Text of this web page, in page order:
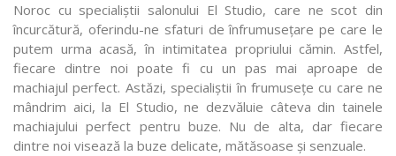
Noroc cu specialiștii salonului El Studio, care ne scot din
încurcătură, oferindu-ne sfaturi de înfrumusețare pe care le
putem urma acasă, în intimitatea propriului cămin. Astfel,
fiecare dintre noi poate fi cu un pas mai aproape de
machiajul perfect. Astăzi, specialiștii în frumusețe cu care ne
mândrim aici, la El Studio, ne dezvăluie câteva din tainele
machiajului perfect pentru buze. Nu de alta, dar fiecare
dintre noi visează la buze delicate, mătăsoase și senzuale.